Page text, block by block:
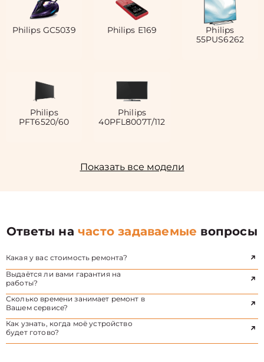
Philips GC5039 Philips E169
Philips
55PUS6262
Philips
PFT6520/60
Philips
40PFL8007T/112
Показать все модели
Ответы начасто задаваемые вопросы
Какая у вас стоимость ремонта?
Выдаётся ли вами гарантия на
работы?
Сколько времени занимает ремонт в
Вашем сервисе?
Как узнать, когда моё устройство
будет готово?